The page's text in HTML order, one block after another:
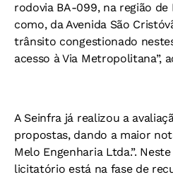
rodovia BA-099, na região
como, da Avenida São
trânsito congestionado
acesso à Via Metropolitana”,
A Seinfra já realizou a
propostas, dando a maior
Melo Engenharia Ltda.”.
licitatório está na fase de